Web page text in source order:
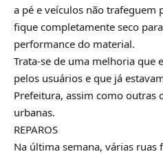
a pé e veículos não trafeguem
fique completamente seco
performance do material.
Trata-se de uma melhoria que
pelos usuários e que já
Prefeitura, assim como outras
urbanas.
REPAROS
Na última semana, várias